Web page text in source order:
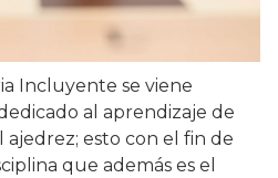
Incluyente se viene
al aprendizaje de
ajedrez; esto con el fin de
que además es el